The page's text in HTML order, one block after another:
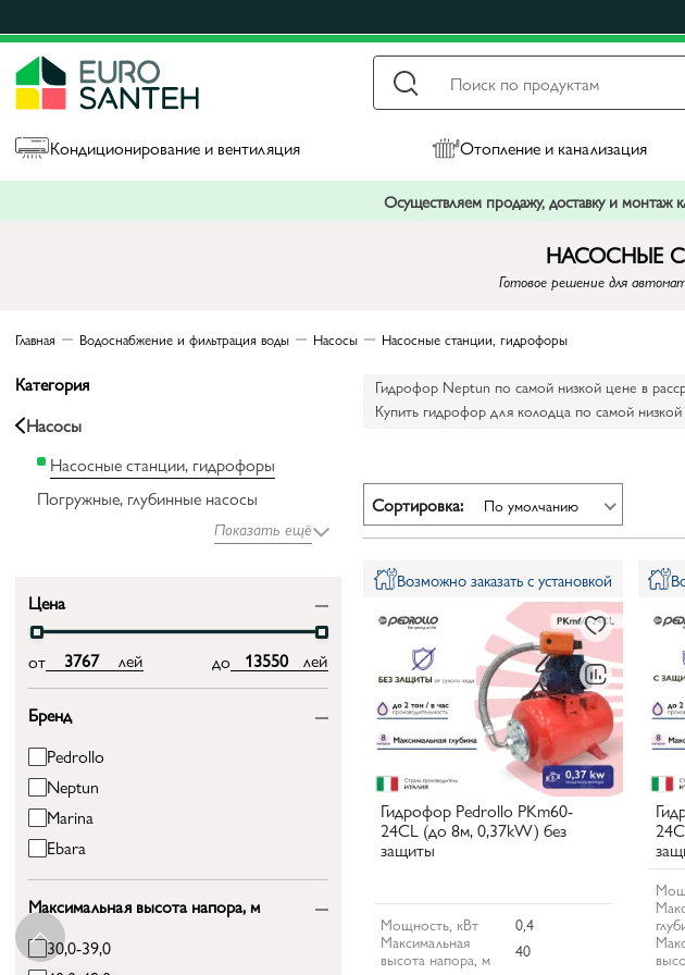
Кондиционирование и вентиляция Отопление и канализация
Осуществляем продажу, доставку и монтаж
НАСОСНЫЕ
Готовое решение для
Главная Водоснабжение и фильтрация воды Насосы Насосные станции, гидрофоры
Категория
Насосы
Насосные станции, гидрофоры
Погружные, глубинные насосы
Показать ещё
Цена
от лей до лей
Бренд
Pedrollo
Neptun
Marina
Ebara
Максимальная высота напора, м
30,0-39,0
Гидрофор Neptun по самой низкой цене в
Купить гидрофор для колодца по самой
Сортировка: По умолчанию
Возможно заказать с установкой
Гидрофор Pedrollo PKm60-
24CL (до 8м, 0,37kW) без
защиты
Мощность, кВт
0,4
Максимальная
высота напора, м
40